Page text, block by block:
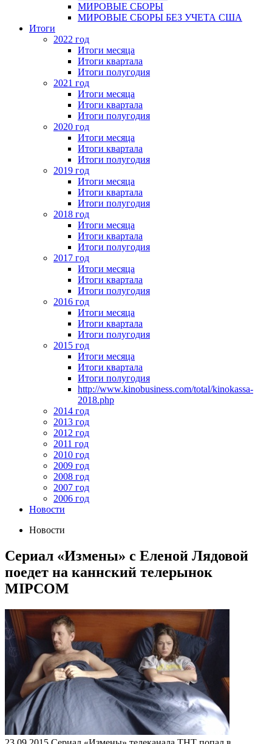
МИРОВЫЕ СБОРЫ
МИРОВЫЕ СБОРЫ БЕЗ УЧЕТА США
Итоги
2022 год
Итоги месяца
Итоги квартала
Итоги полугодия
2021 год
Итоги месяца
Итоги квартала
Итоги полугодия
2020 год
Итоги месяца
Итоги квартала
Итоги полугодия
2019 год
Итоги месяца
Итоги квартала
Итоги полугодия
2018 год
Итоги месяца
Итоги квартала
Итоги полугодия
2017 год
Итоги месяца
Итоги квартала
Итоги полугодия
2016 год
Итоги месяца
Итоги квартала
Итоги полугодия
2015 год
Итоги месяца
Итоги квартала
Итоги полугодия
http://www.kinobusiness.com/total/kinokassa-
2018.php
2014 год
2013 год
2012 год
2011 год
2010 год
2009 год
2008 год
2007 год
2006 год
Новости
Новости
Сериал «Измены» c Еленой Лядовой
поедет на каннский телерынок
MIPCOM